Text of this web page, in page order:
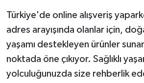
Türkiye'de online alışveriş
adres arayışında olanlar için,
yaşamı destekleyen ürünler
noktada öne çıkıyor. Sağlıklı
yolculuğunuzda size rehberlik